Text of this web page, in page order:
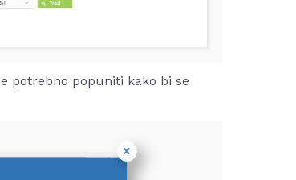
potrebno popuniti kako bi se